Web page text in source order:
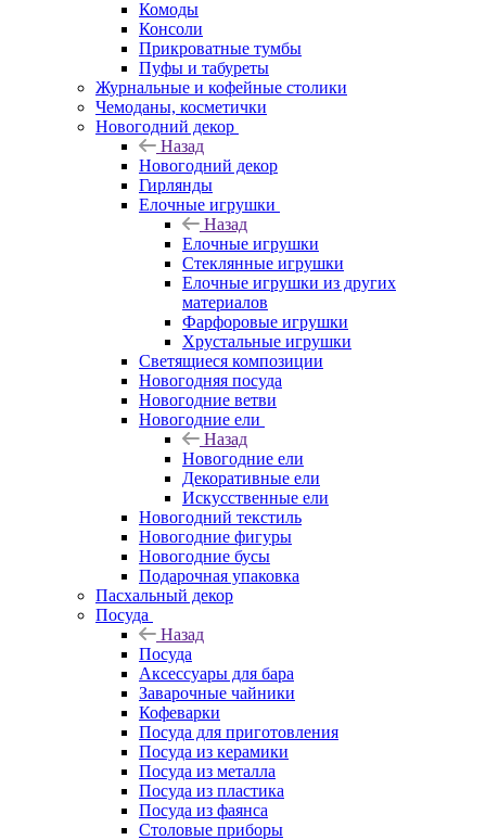
Комоды
Консоли
Прикроватные тумбы
Пуфы и табуреты
Журнальные и кофейные столики
Чемоданы, косметички
Новогодний декор
Назад
Новогодний декор
Гирлянды
Елочные игрушки
Назад
Елочные игрушки
Стеклянные игрушки
Елочные игрушки из других
материалов
Фарфоровые игрушки
Хрустальные игрушки
Светящиеся композиции
Новогодняя посуда
Новогодние ветви
Новогодние ели
Назад
Новогодние ели
Декоративные ели
Искусственные ели
Новогодний текстиль
Новогодние фигуры
Новогодние бусы
Подарочная упаковка
Пасхальный декор
Посуда
Назад
Посуда
Аксессуары для бара
Заварочные чайники
Кофеварки
Посуда для приготовления
Посуда из керамики
Посуда из металла
Посуда из пластика
Посуда из фаянса
Столовые приборы